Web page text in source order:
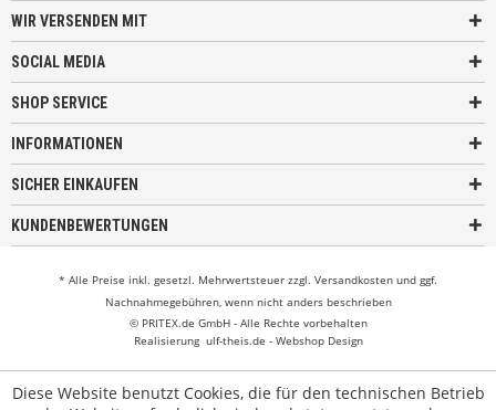
WIR VERSENDEN MIT
SOCIAL MEDIA
SHOP SERVICE
INFORMATIONEN
SICHER EINKAUFEN
KUNDENBEWERTUNGEN
* Alle Preise inkl. gesetzl. Mehrwertsteuer zzgl. Versandkosten und ggf.
Nachnahmegebühren, wenn nicht anders beschrieben
© PRITEX.de GmbH - Alle Rechte vorbehalten
Realisierung ulf-theis.de - Webshop Design
Diese Website benutzt Cookies, die für den technischen Betrieb